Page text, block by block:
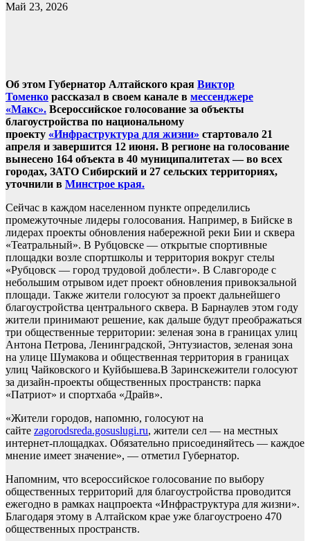
Май 23, 2026
Об этом Губернатор Алтайского края Виктор
Томенко рассказал в своем канале в мессенджере
«Макс». Всероссийское голосование за объекты
благоустройства по национальному
проекту «Инфраструктура для жизни» стартовало 21
апреля и завершится 12 июня. В регионе на голосование
вынесено 164 объекта в 40 муниципалитетах — во всех
городах, ЗАТО Сибирский и 27 сельских территориях,
уточнили в Минстрое края.
Сейчас в каждом населенном пункте определились
промежуточные лидеры голосования. Например, в Бийске в
лидерах проекты обновления набережной реки Бии и сквера
«Театральный». В Рубцовске — открытые спортивные
площадки возле спортшколы и территория вокруг стелы
«Рубцовск — город трудовой доблести». В Славгороде с
небольшим отрывом идет проект обновления привокзальной
площади. Также жители голосуют за проект дальнейшего
благоустройства центрального сквера. В Барнаулев этом году
жители принимают решение, как дальше будут преображаться
три общественные территории: зеленая зона в границах улиц
Антона Петрова, Ленинградской, Энтузиастов, зеленая зона
на улице Шумакова и общественная территория в границах
улиц Чайковского и Куйбышева.В Заринскежители голосуют
за дизайн-проекты общественных пространств: парка
«Патриот» и спортхаба «Драйв».
«Жители городов, напомню, голосуют на
сайте zagorodsreda.gosuslugi.ru, жители сел — на местных
интернет-площадках. Обязательно присоединяйтесь — каждое
мнение имеет значение», — отметил Губернатор.
Напомним, что всероссийское голосование по выбору
общественных территорий для благоустройства проводится
ежегодно в рамках нацпроекта «Инфраструктура для жизни».
Благодаря этому в Алтайском крае уже благоустроено 470
общественных пространств.